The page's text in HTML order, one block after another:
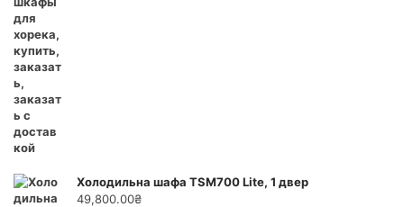
Холодильна шафа TSM700 Lite, 1 двер
49,800.00₴